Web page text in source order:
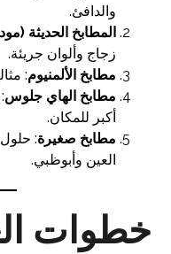
والدافئ.
المطابخ الحديثة
زجاج وألوان جريئة.
مطابخ الألمنيوم:
مطابخ الهاي جلوس
أكبر للمكان.
مطابخ صغيرة:
العين وأبوظبي.
خطوات